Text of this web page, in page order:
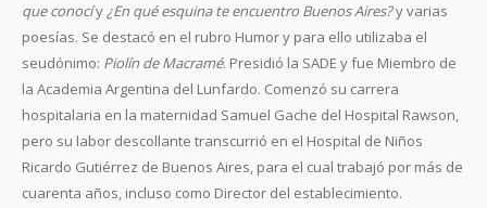
que conocíy¿En qué esquina te encuentro Buenos Aires?y varias
poesías. Se destacó en el rubro Humor y para ello utilizaba el
seudónimo: Piolín de Macramé. Presidió la SADE y fue Miembro de
la Academia Argentina del Lunfardo. Comenzó su carrera
hospitalaria en la maternidad Samuel Gache del Hospital Rawson,
pero su labor descollante transcurrió en el Hospital de Niños
Ricardo Gutiérrez de Buenos Aires, para el cual trabajó por más de
cuarenta años, incluso como Director del establecimiento.